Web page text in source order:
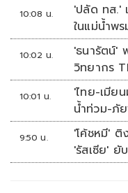
10:08 น.
'ปลัด ทส.'
ในแม่น้ำพ
รวดเร็ว
10:02 น.
'ธนารัตน์'
วิทยากร
เหมาะสม
ลดเหลื่อม
กว่า900ล้
ย่อยยับ
10:01 น.
'ไทย-เมีย
น้ำท่วม-ภั
9:50 น.
'โค้ชหมี'
'รัสเซีย' ยับ